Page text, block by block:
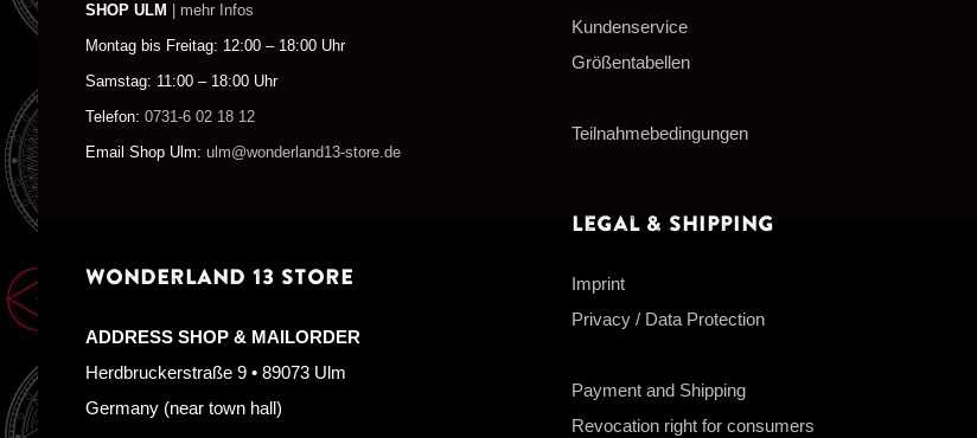
SHOP ULM | mehr Infos
Montag bis Freitag: 12:00 – 18:00 Uhr
Samstag: 11:00 – 18:00 Uhr
Telefon: 0731-6 02 18 12
Email Shop Ulm: ulm@wonderland13-store.de
WONDERLAND 13 STORE
ADDRESS SHOP & MAILORDER
Herdbruckerstraße 9 • 89073 Ulm
Germany (near town hall)
Kundenservice
Größentabellen
Teilnahmebedingungen
Legal & Shipping
Imprint
Privacy / Data Protection
Payment and Shipping
Revocation right for consumers